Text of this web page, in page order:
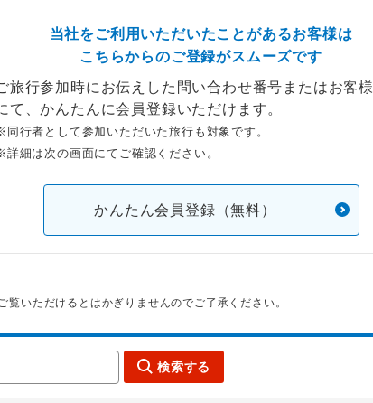
当社をご利用いただいたことがあるお客様は
こちらからのご登録がスムーズです
旅行参加時にお伝えした問い合わせ番号またはお客
て、かんたんに会員登録いただけます。
同行者として参加いただいた旅行も対象です。
詳細は次の画面にてご確認ください。
かんたん会員登録（無料）
いただけるとはかぎりませんのでご了承ください。
検索する